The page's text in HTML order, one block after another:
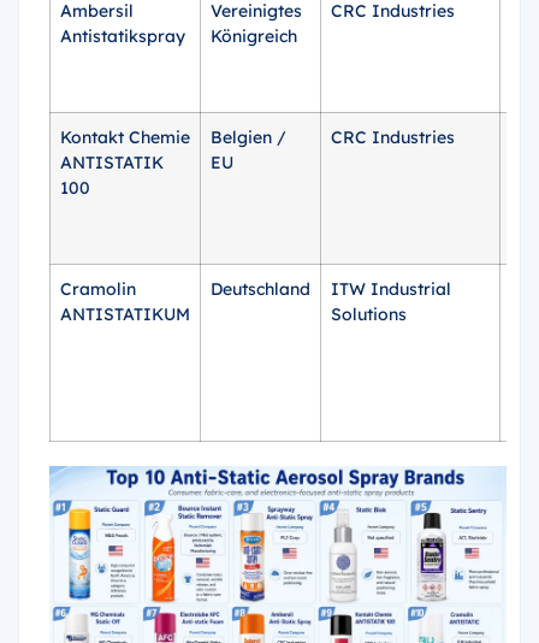
Ambersil
Antistatikspray
Vereinigtes
Königreich
CRC Industries
Kontakt Chemie
ANTISTATIK
100
Belgien /
EU
CRC Industries
Cramolin
ANTISTATIKUM
Deutschland
ITW Industrial
Solutions